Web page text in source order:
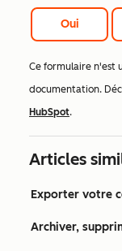
Oui
Ce formulaire n'est
documentation.
HubSpot.
Articles
Exporter votre
Archiver,